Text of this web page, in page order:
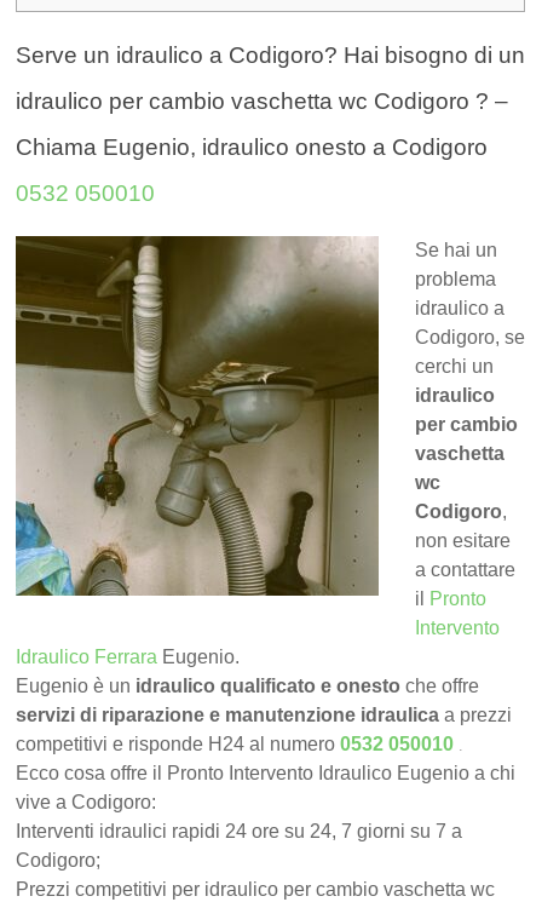
Serve un idraulico a Codigoro? Hai bisogno di un
idraulico per cambio vaschetta wc Codigoro ? –
Chiama Eugenio, idraulico onesto a Codigoro
0532 050010
Se hai un
problema
idraulico a
Codigoro, se
cerchi un
idraulico
per cambio
vaschetta
wc
Codigoro,
non esitare
a contattare
il Pronto
Intervento
Idraulico Ferrara Eugenio.
Eugenio è un idraulico qualificato e onesto che offre
servizi di riparazione e manutenzione idraulica a prezzi
competitivi e risponde H24 al numero0532 050010 .
Ecco cosa offre il Pronto Intervento Idraulico Eugenio a chi
vive a Codigoro:
Interventi idraulici rapidi 24 ore su 24, 7 giorni su 7 a
Codigoro;
Prezzi competitivi per idraulico per cambio vaschetta wc